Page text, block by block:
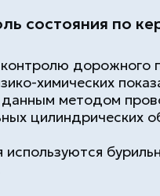
дорожного
химических
данным методом
цилиндрических
используются
состояния по